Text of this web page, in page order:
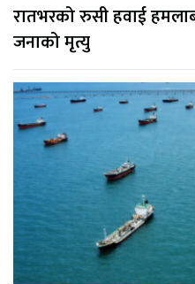
रातभरको रुसी हवाई
जनाको मृत्यु